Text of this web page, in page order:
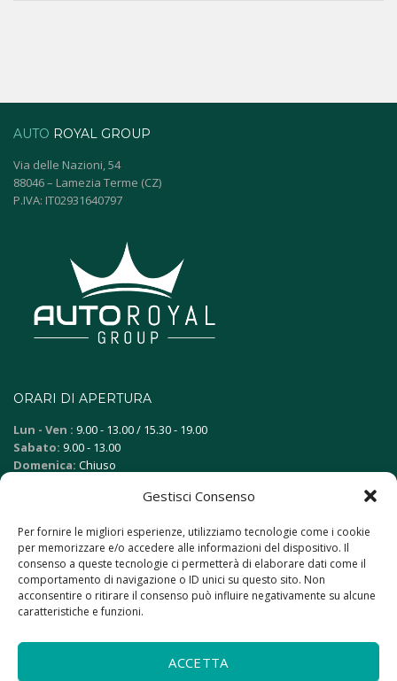
Gestisci Consenso
Per fornire le migliori esperienze, utilizziamo tecnologie come i cookie
per memorizzare e/o accedere alle informazioni del dispositivo. Il
consenso a queste tecnologie ci permetterà di elaborare dati come il
comportamento di navigazione o ID unici su questo sito. Non
acconsentire o ritirare il consenso può influire negativamente su alcune
caratteristiche e funzioni.
ACCETTA
AUTO ROYAL GROUP
Via delle Nazioni, 54
88046 – Lamezia Terme (CZ)
P.IVA: IT02931640797
ORARI DI APERTURA
Lun - Ven : 9.00 - 13.00 / 15.30 - 19.00
Sabato: 9.00 - 13.00
Domenica: Chiuso
Vuoi vendere la tua auto?
Quali sono i vantaggi del noleggio lungo termine?
Come posso finanziare l'auto?
RESTIAMO IN CONTATTO